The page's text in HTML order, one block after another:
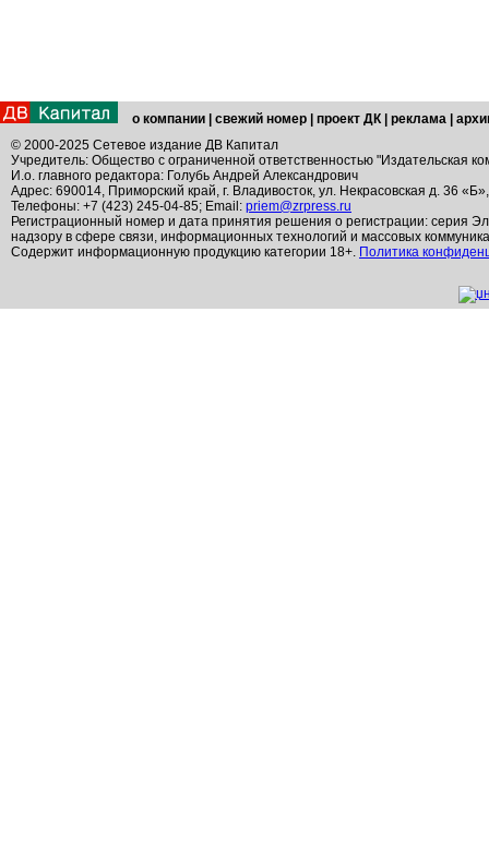
о компании свежий номер проект ДК реклама
© 2000-2025 Сетевое издание ДВ Капитал
Учредитель: Общество с ограниченной ответственностью "Издательская
И.о. главного редактора: Голубь Андрей Александрович
Адрес: 690014, Приморский край, г. Владивосток, ул. Некрасовская д. 36
Телефоны: +7 (423) 245-04-85; Email: priem@zrpress.ru
Регистрационный номер и дата принятия решения о регистрации: серия
надзору в сфере связи, информационных технологий и массовых
Содержит информационную продукцию категории 18+. Политика